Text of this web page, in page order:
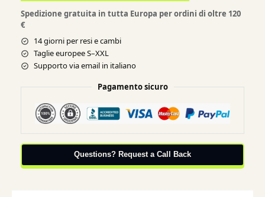
Spedizione gratuita in tutta Europa per ordini di oltre 120
€
14 giorni per resi e cambi
Taglie europee S–XXL
Supporto via email in italiano
Pagamento sicuro
Questions? Request a Call Back